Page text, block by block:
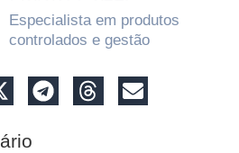
Especialista em produtos
controlados e gestão